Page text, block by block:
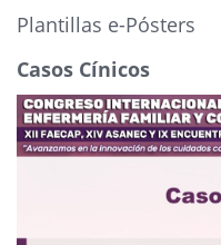
Plantillas e-Pósters
Casos Cínicos